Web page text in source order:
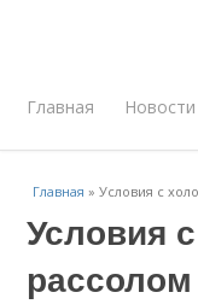
Главная Новости
Главная »Условия с
Условия
рассолом